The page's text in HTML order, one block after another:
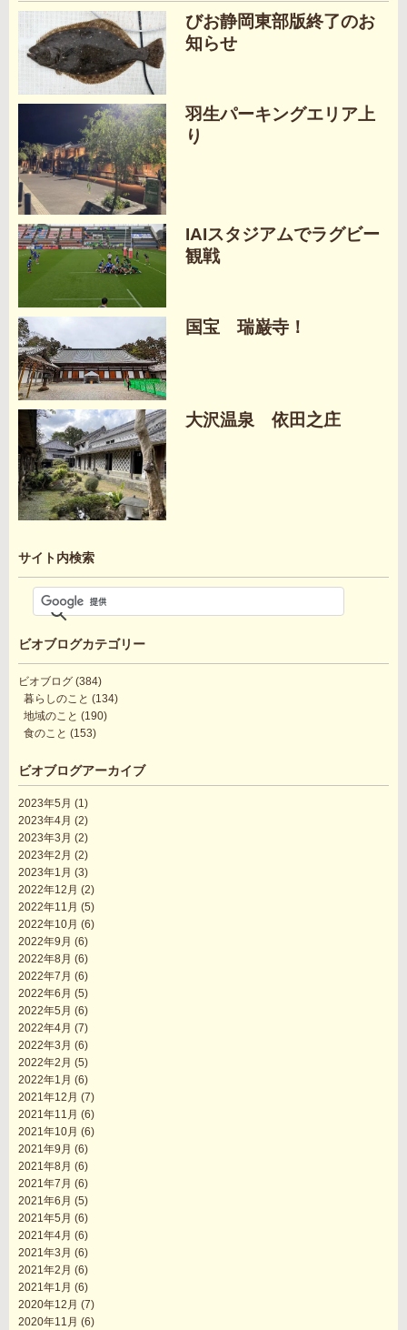
びお静岡東部版終了のお
知らせ
羽生パーキングエリア上
り
IAIスタジアムでラグビー
観戦
国宝 瑞巌寺！
大沢温泉 依田之庄
サイト内検索
ビオブログカテゴリー
ビオブログ (384)
暮らしのこと (134)
地域のこと (190)
食のこと (153)
ビオブログアーカイブ
2023年5月 (1)
2023年4月 (2)
2023年3月 (2)
2023年2月 (2)
2023年1月 (3)
2022年12月 (2)
2022年11月 (5)
2022年10月 (6)
2022年9月 (6)
2022年8月 (6)
2022年7月 (6)
2022年6月 (5)
2022年5月 (6)
2022年4月 (7)
2022年3月 (6)
2022年2月 (5)
2022年1月 (6)
2021年12月 (7)
2021年11月 (6)
2021年10月 (6)
2021年9月 (6)
2021年8月 (6)
2021年7月 (6)
2021年6月 (5)
2021年5月 (6)
2021年4月 (6)
2021年3月 (6)
2021年2月 (6)
2021年1月 (6)
2020年12月 (7)
2020年11月 (6)